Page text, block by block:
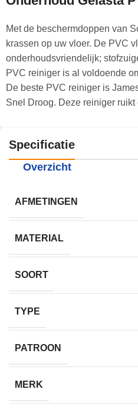
Met de beschermdoppen van
krassen op uw vloer. De PVC
onderhoudsvriendelijk;
PVC reiniger is al voldoende
De beste PVC reiniger is
Snel Droog. Deze reiniger
Specificatie
Overzicht
AFMETINGEN
MATERIAL
SOORT
TYPE
PATROON
MERK